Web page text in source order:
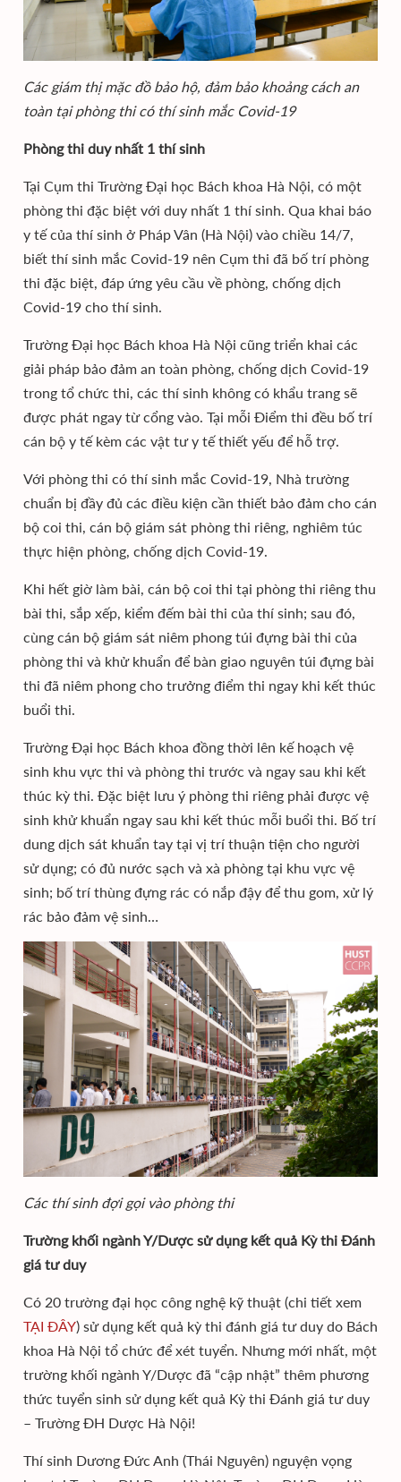
Các giám thị mặc đồ bảo hộ, đảm bảo khoảng cách an
toàn tại phòng thi có thí sinh mắc Covid-19
Phòng thi duy nhất 1 thí sinh
Tại Cụm thi Trường Đại học Bách khoa Hà Nội, có một
phòng thi đặc biệt với duy nhất 1 thí sinh. Qua khai báo
y tế của thí sinh ở Pháp Vân (Hà Nội) vào chiều 14/7,
biết thí sinh mắc Covid-19 nên Cụm thi đã bố trí phòng
thi đặc biệt, đáp ứng yêu cầu về phòng, chống dịch
Covid-19 cho thí sinh.
Trường Đại học Bách khoa Hà Nội cũng triển khai các
giải pháp bảo đảm an toàn phòng, chống dịch Covid-19
trong tổ chức thi, các thí sinh không có khẩu trang sẽ
được phát ngay từ cổng vào. Tại mỗi Điểm thi đều bố trí
cán bộ y tế kèm các vật tư y tế thiết yếu để hỗ trợ.
Với phòng thi có thí sinh mắc Covid-19, Nhà trường
chuẩn bị đầy đủ các điều kiện cần thiết bảo đảm cho cán
bộ coi thi, cán bộ giám sát phòng thi riêng, nghiêm túc
thực hiện phòng, chống dịch Covid-19.
Khi hết giờ làm bài, cán bộ coi thi tại phòng thi riêng thu
bài thi, sắp xếp, kiểm đếm bài thi của thí sinh; sau đó,
cùng cán bộ giám sát niêm phong túi đựng bài thi của
phòng thi và khử khuẩn để bàn giao nguyên túi đựng bài
thi đã niêm phong cho trưởng điểm thi ngay khi kết thúc
buổi thi.
Trường Đại học Bách khoa đồng thời lên kế hoạch vệ
sinh khu vực thi và phòng thi trước và ngay sau khi kết
thúc kỳ thi. Đặc biệt lưu ý phòng thi riêng phải được vệ
sinh khử khuẩn ngay sau khi kết thúc mỗi buổi thi. Bố trí
dung dịch sát khuẩn tay tại vị trí thuận tiện cho người
sử dụng; có đủ nước sạch và xà phòng tại khu vực vệ
sinh; bố trí thùng đựng rác có nắp đậy để thu gom, xử lý
rác bảo đảm vệ sinh…
Các thí sinh đợi gọi vào phòng thi
Trường khối ngành Y/Dược sử dụng kết quả Kỳ thi Đánh
giá tư duy
Có 20 trường đại học công nghệ kỹ thuật (chi tiết xem
TẠI ĐÂY) sử dụng kết quả kỳ thi đánh giá tư duy do Bách
khoa Hà Nội tổ chức để xét tuyển. Nhưng mới nhất, một
trường khối ngành Y/Dược đã “cập nhật” thêm phương
thức tuyển sinh sử dụng kết quả Kỳ thi Đánh giá tư duy
– Trường ĐH Dược Hà Nội!
Thí sinh Dương Đức Anh (Thái Nguyên) nguyện vọng